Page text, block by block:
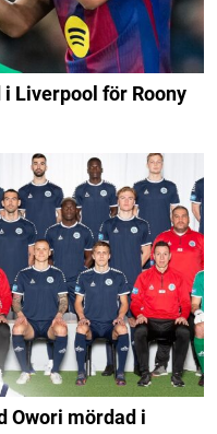
Liverpool för Roony
Owori mördad i